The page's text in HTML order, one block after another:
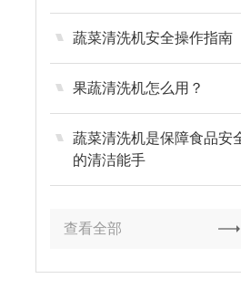
蔬菜清洗机安全操作指南
果蔬清洗机怎么用？
蔬菜清洗机是保障食品安
的清洁能手
查看全部